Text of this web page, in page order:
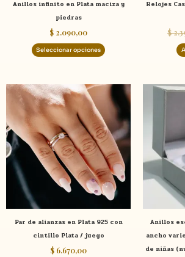
Anillos infinito en Plata maciza y
piedras
$ 2.090,00
Seleccionar opciones
en
de
Relojes
$
Par de alianzas en Plata 925 con
cintillo Plata / juego
$ 6.670,00
Anillos
ancho
de niñas